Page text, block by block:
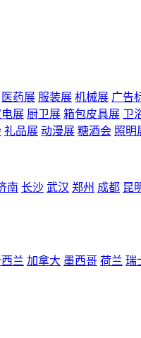
医药展 服装展 机械展 广告
展 厨卫展 箱包皮具展 卫
礼品展 动漫展 糖酒会 照明
南 长沙 武汉 郑州 成都 昆
兰 加拿大 墨西哥 荷兰 瑞